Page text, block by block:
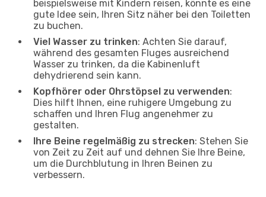
beispielsweise mit Kindern reisen, könnte es eine
gute Idee sein, Ihren Sitz näher bei den Toiletten
zu buchen.
Viel Wasser zu trinken: Achten Sie darauf,
während des gesamten Fluges ausreichend
Wasser zu trinken, da die Kabinenluft
dehydrierend sein kann.
Kopfhörer oder Ohrstöpsel zu verwenden:
Dies hilft Ihnen, eine ruhigere Umgebung zu
schaffen und Ihren Flug angenehmer zu
gestalten.
Ihre Beine regelmäßig zu strecken: Stehen Sie
von Zeit zu Zeit auf und dehnen Sie Ihre Beine,
um die Durchblutung in Ihren Beinen zu
verbessern.